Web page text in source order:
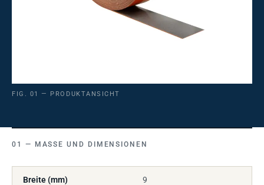
FIG. 01 — PRODUKTANSICHT
MASSE UND DIMENSIONEN
Breite (mm) 9